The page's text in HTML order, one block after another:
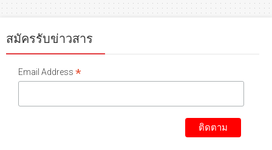
สมัครรับข่าวสาร
Email Address *